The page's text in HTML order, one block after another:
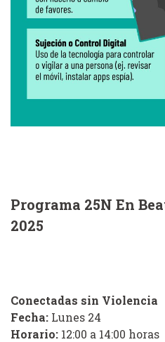
Programa 25N En
2025
Conectadas sin Violencia
Fecha: Lunes 24
Horario: 12:00 a 14:00 horas